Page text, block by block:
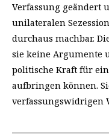
Verfassung geändert
unilateralen
durchaus machbar.
sie keine Argumente
politische Kraft für
aufbringen können.
verfassungswidrigen